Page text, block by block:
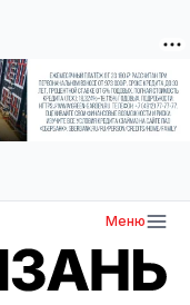
Меню